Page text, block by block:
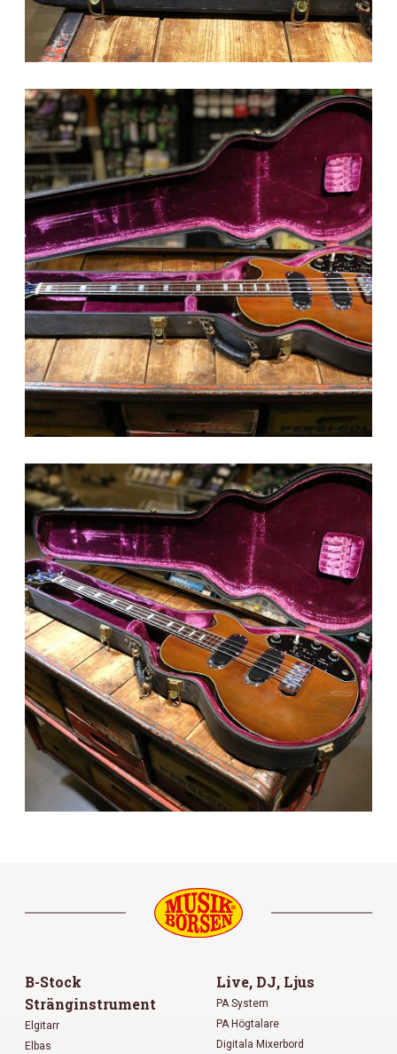
B-Stock
Stränginstrument
Elgitarr
Elbas
Live, DJ, Ljus
PA System
PA Högtalare
Digitala Mixerbord